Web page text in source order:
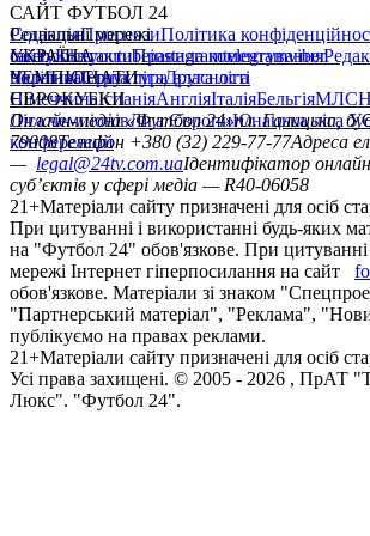
САЙТ ФУТБОЛ 24
РедакціяПрогнозиПолітика
сайтуКонтактиПравила коментування
політикаСтруктура власності
Соціальні мережі
facebookxyoutubeinstagramtelegramviber
УКРАЇНА
УкраїнаПерша лігаДруга ліга
ЧЕМПІОНАТИ
НімеччинаІспаніяАнгліяІталіяБельгіяМЛС
ЄВРОКУБКИ
Ліга чемпіонівЛіга ЄвропиЮнацька ліга
конференцій
Онлайн-медіа «Футбол 24»пл. Галицька,
79008Телефон +380 (32) 229-77-77Адреса
— legal@24tv.com.uaІдентифікатор
суб’єктів у сфері медіа — R40-06058
21+Матеріали сайту призначені для осіб
При цитуванні і використанні будь-яких
на "Футбол 24" обов'язкове. При цитуванні
мережі Інтернет гіперпосилання на сайт
обов'язкове. Матеріали зі знаком
"Партнерський матеріал", "Реклама",
публікуємо на правах реклами.
21+Матеріали сайту призначені для осіб
Усi права захищенi. © 2005 - 2026 , ПрАТ
Люкс". "Футбол 24".